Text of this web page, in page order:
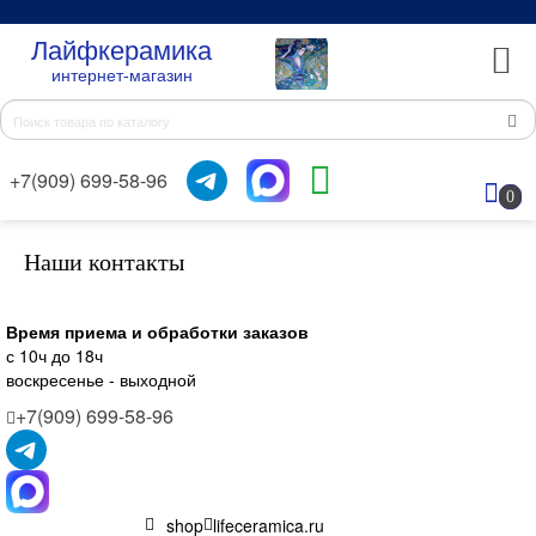
Лайфкерамика
интернет-магазин
+7(909) 699-58-96
0
Наши контакты
Время приема и обработки заказов
с 10ч до 18ч
воскресенье - выходной
+7(909) 699-58-96
shop lifeceramica.ru